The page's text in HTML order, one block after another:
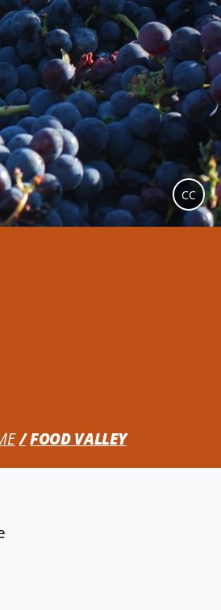
FOOD VALLEY
CC